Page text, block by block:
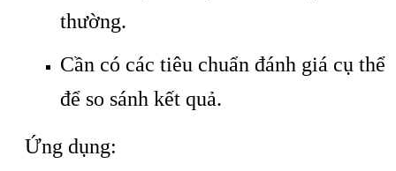
thường.
Cần có các tiêu chuẩn đánh giá cụ thể
để so sánh kết quả.
Ứng dụng: